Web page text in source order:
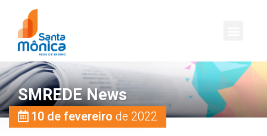
SMREDE News
10 de fevereiro de 2022